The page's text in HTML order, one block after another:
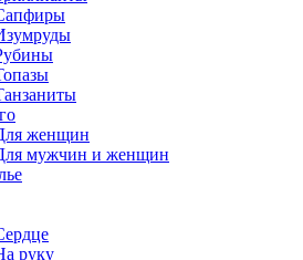
женщин
мужчин и женщин
руку